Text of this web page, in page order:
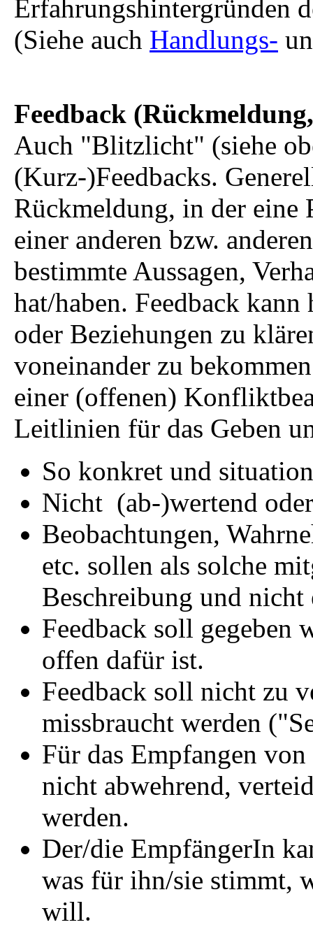
Erfahrungshintergründen
(Siehe auch Handlungs-
Feedback
Auch "Blitzlicht" (siehe
(Kurz-)Feedbacks.
Rückmeldung, in der eine
einer anderen bzw.
bestimmte Aussagen,
hat/haben. Feedback
oder Beziehungen zu
voneinander zu
einer (offenen)
Leitlinien für das Geben
So konkret und
Nicht (ab-)wertend
Beobachtungen,
etc. sollen als solche
Beschreibung und
Feedback soll gegeben
offen dafür ist.
Feedback soll nicht zu
missbraucht werden
Für das Empfangen
nicht abwehrend,
werden.
Der/die EmpfängerIn
was für ihn/sie stimmt,
will.